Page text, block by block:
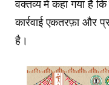
वक्तव्य में कहा गया है कि
कार्रवाई एकतरफ़ा और
है।